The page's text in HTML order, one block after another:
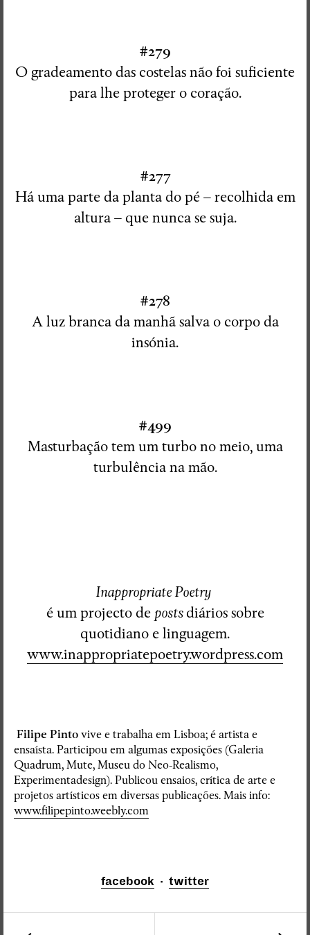
THE GROUND SWAM TO THE
SURFACE
Susana Mouzinho
Avenidas
#279
O gradeamento das costelas não foi suficiente
para lhe proteger o coração.
#277
Há uma parte da planta do pé – recolhida em
altura – que nunca se suja.
#278
A luz branca da manhã salva o corpo da
insónia.
#499
Masturbação tem um turbo no meio, uma
turbulência na mão.
Inappropriate Poetry
é um projecto de postsdiários sobre
quotidiano e linguagem.
www.inappropriatepoetry.wordpress.com
Filipe Pintovive e trabalha em Lisboa; é artista e
ensaísta. Participou em algumas exposições (Galeria
Quadrum, Mute, Museu do Neo-Realismo,
Experimentadesign). Publicou ensaios, crítica de arte e
projetos artísticos em diversas publicações. Mais info:
www.filipepinto.weebly.com
facebook · twitter